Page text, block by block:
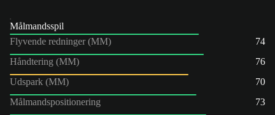
Målmandsspil
Flyvende redninger (MM)
74
Håndtering (MM)
76
Udspark (MM)
70
Målmandspositionering
73